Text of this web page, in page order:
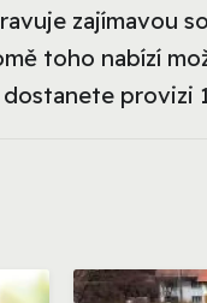
zajímavou
toho nabízí
provizi